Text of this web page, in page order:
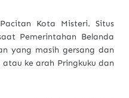
Kota Misteri. Situs
Pemerintahan Belanda
yang masih gersang dan
ke arah Pringkuku dan